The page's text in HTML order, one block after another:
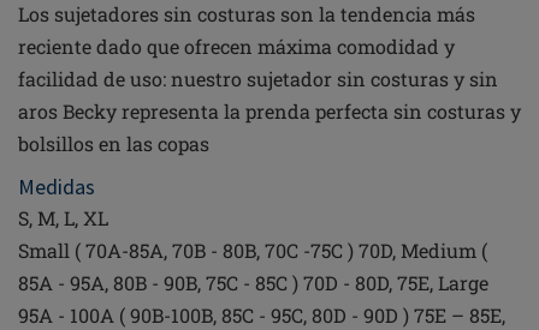
Los sujetadores sin costuras son la tendencia más
reciente dado que ofrecen máxima comodidad y
facilidad de uso: nuestro sujetador sin costuras y sin
aros Becky representa la prenda perfecta sin costuras y
bolsillos en las copas
Medidas
S, M, L, XL
Small ( 70A-85A, 70B - 80B, 70C -75C ) 70D, Medium (
85A - 95A, 80B - 90B, 75C - 85C ) 70D - 80D, 75E, Large
95A - 100A ( 90B-100B, 85C - 95C, 80D - 90D ) 75E – 85E,